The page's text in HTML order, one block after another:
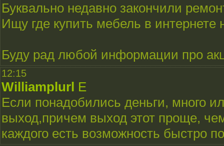
Буквально недавно закончили
Ищу где купить мебель в интернете
Буду рад любой информации про
12:15
Williamplurl E
Если понадобились деньги, много
выход,причем выход этот проще,
каждого есть возможность быстро